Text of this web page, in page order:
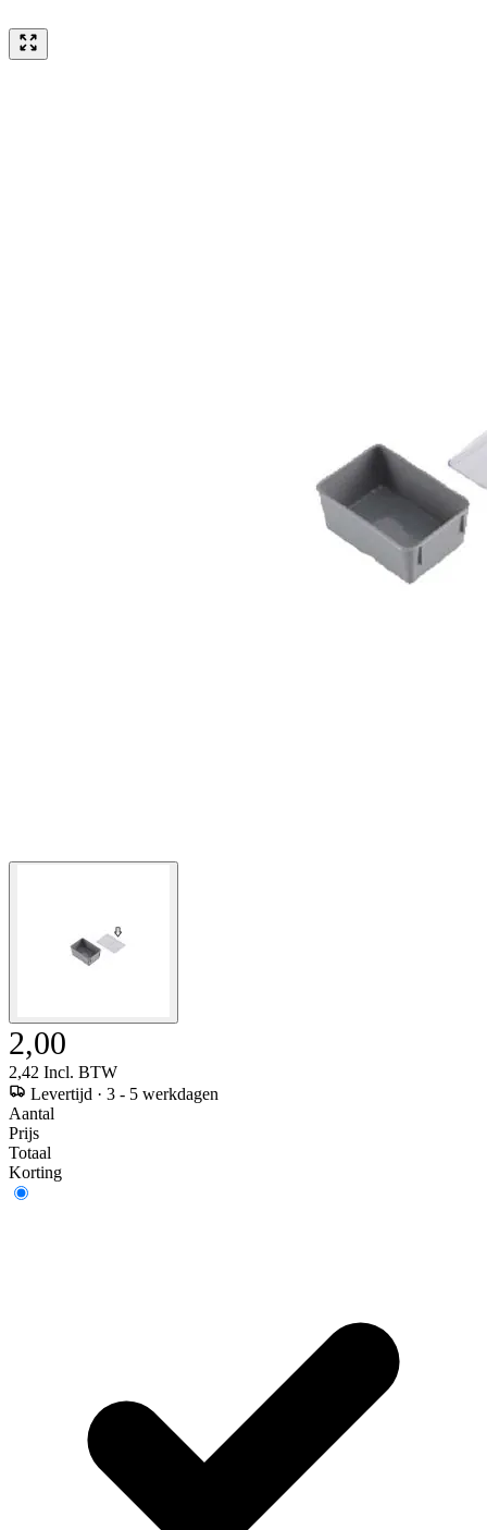
2,00
2,42 Incl. BTW
Levertijd · 3 - 5 werkdagen
Aantal
Prijs
Totaal
Korting